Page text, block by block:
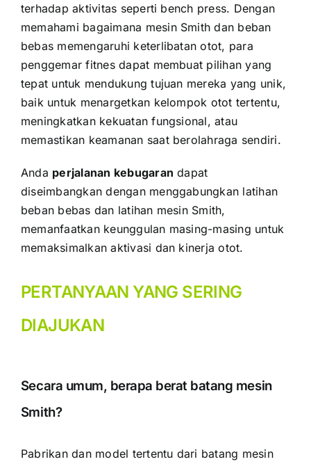
terhadap aktivitas seperti bench press. Dengan
memahami bagaimana mesin Smith dan beban
bebas memengaruhi keterlibatan otot, para
penggemar fitnes dapat membuat pilihan yang
tepat untuk mendukung tujuan mereka yang unik,
baik untuk menargetkan kelompok otot tertentu,
meningkatkan kekuatan fungsional, atau
memastikan keamanan saat berolahraga sendiri.
Anda perjalanan kebugaran dapat
diseimbangkan dengan menggabungkan latihan
beban bebas dan latihan mesin Smith,
memanfaatkan keunggulan masing-masing untuk
memaksimalkan aktivasi dan kinerja otot.
PERTANYAAN YANG SERING
DIAJUKAN
Secara umum, berapa berat batang mesin
Smith?
Pabrikan dan model tertentu dari batang mesin